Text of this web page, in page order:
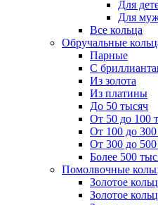
Для
Для
Все кольца
Обручальные
Парные
С
Из золота
Из платины
До 50 тысяч
От 50 до 100
От 100 до
От 300 до
Более 500
Помолвочные
Золотое
Золотое